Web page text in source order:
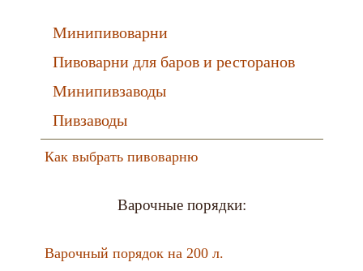
Минипивоварни
Пивоварни для баров и ресторанов
Минипивзаводы
Пивзаводы
Как выбрать пивоварню
Варочные порядки:
Варочный порядок на 200 л.